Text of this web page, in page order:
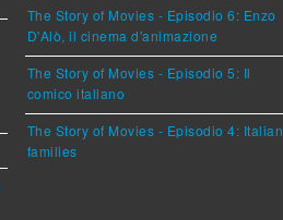
The Story of Movies - Episodio 6: Enzo
D'Alò, il cinema d'animazione
The Story of Movies - Episodio 5: Il
comico italiano
The Story of Movies - Episodio 4: Italian
families